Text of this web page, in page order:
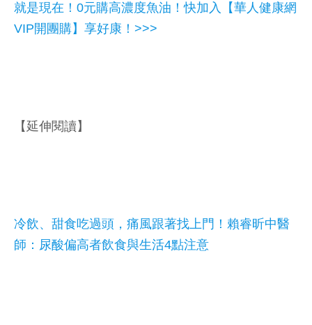
就是現在！0元購高濃度魚油！快加入【華人健康網
VIP開團購】享好康！>>>
【延伸閱讀】
冷飲、甜食吃過頭，痛風跟著找上門！賴睿昕中醫
師：尿酸偏高者飲食與生活4點注意